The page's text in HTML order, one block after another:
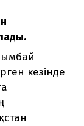
кезінде